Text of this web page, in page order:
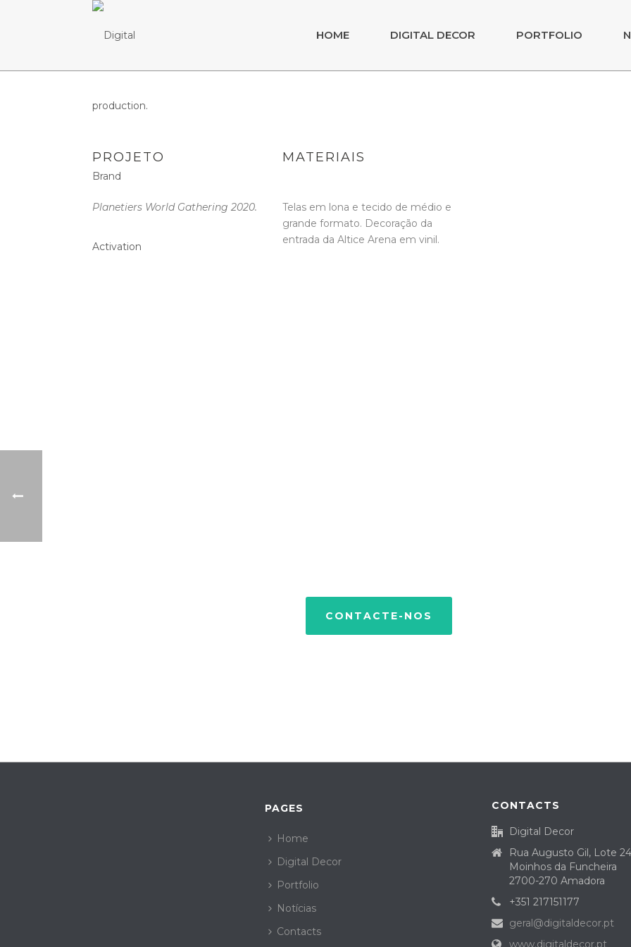
HOME DIGITAL DECOR PORTFOLIO
PROJETO
Planetiers World Gathering 2020.
MATERIAIS
Telas em lona e tecido de médio e
grande formato. Decoração da
entrada da Altice Arena em vinil.
CONTACTE-NOS
PAGES
Home
Digital Decor
Portfolio
Notícias
Contacts
CONTACTS
Digital Decor
Rua Augusto Gil, Lote 24
Moinhos da Funcheira
2700-270 Amadora
+351 217151177
geral@digitaldecor.pt
www.digitaldecor.pt